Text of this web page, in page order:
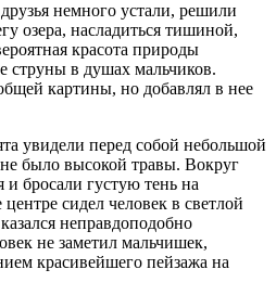
немного устали, решили
озера, насладиться тишиной,
красота природы
струны в душах мальчиков.
картины, но добавлял в нее
увидели перед собой небольшой
было высокой травы. Вокруг
и бросали густую тень на
сидел человек в светлой
неправдоподобно
не заметил мальчишек,
красивейшего пейзажа на